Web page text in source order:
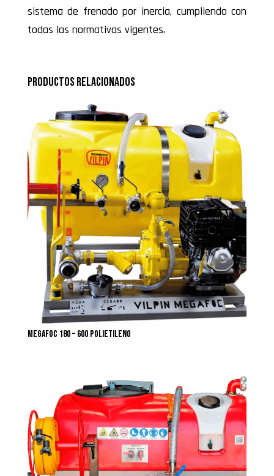
sistema de frenado por inercia, cumpliendo con
todas las normativas vigentes.
Productos relacionados
MEGAFOC 180 – 600 POLIETILENO